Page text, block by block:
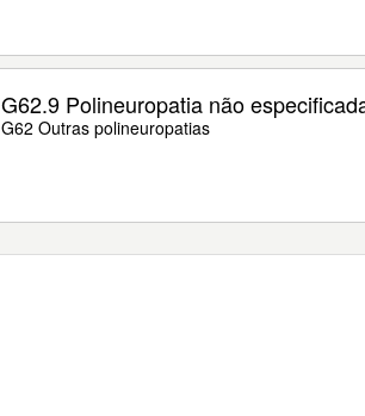
G62.9 Polineuropatia não
G62 Outras polineuropatias